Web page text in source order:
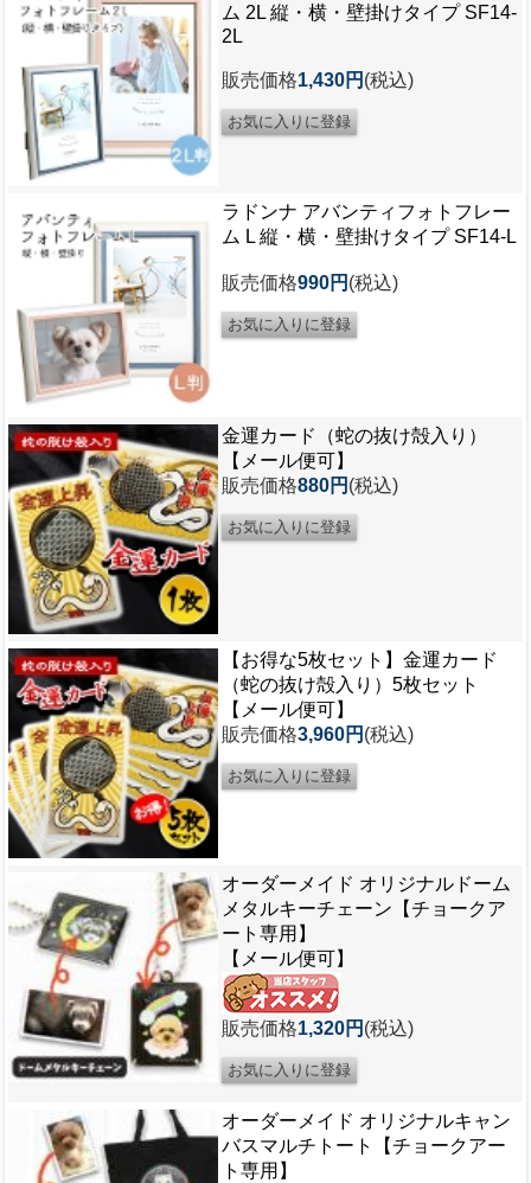
ム 2L 縦・横・壁掛けタイプ SF14-
2L
販売価格1,430円 (税込)
ラドンナ アバンティフォトフレー
ム L 縦・横・壁掛けタイプ SF14-L
販売価格990円 (税込)
金運カード（蛇の抜け殻入り）
【メール便可】
販売価格880円 (税込)
【お得な5枚セット】金運カード
（蛇の抜け殻入り）5枚セット
【メール便可】
販売価格3,960円 (税込)
オーダーメイド オリジナルドーム
メタルキーチェーン【チョークア
ート専用】
【メール便可】
販売価格1,320円 (税込)
オーダーメイド オリジナルキャン
バスマルチトート【チョークアー
ト専用】